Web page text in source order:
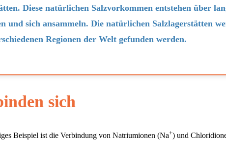
Diese natürlichen Salzvorkommen entstehen über
und sich ansammeln. Die natürlichen Salzlagerstätten
Regionen der Welt gefunden werden.
sich
Beispiel ist die Verbindung von Natriumionen (Na+) und